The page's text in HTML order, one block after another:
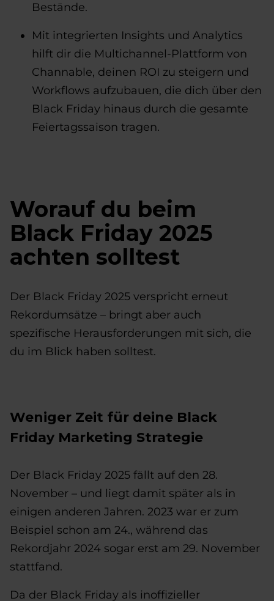
Bestände.
Mit integrierten Insights und Analytics
hilft dir die Multichannel-Plattform von
Channable, deinen ROI zu steigern und
Workflows aufzubauen, die dich über den
Black Friday hinaus durch die gesamte
Feiertagssaison tragen.
Worauf du beim
Black Friday 2025
achten solltest
Der Black Friday 2025 verspricht erneut
Rekordumsätze – bringt aber auch
spezifische Herausforderungen mit sich, die
du im Blick haben solltest.
Weniger Zeit für deine Black
Friday Marketing Strategie
Der Black Friday 2025 fällt auf den 28.
November – und liegt damit später als in
einigen anderen Jahren. 2023 war er zum
Beispiel schon am 24., während das
Rekordjahr 2024 sogar erst am 29. November
stattfand.
Da der Black Friday als inoffizieller